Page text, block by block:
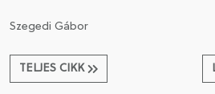
Szegedi Gábor
TELJES CIKK